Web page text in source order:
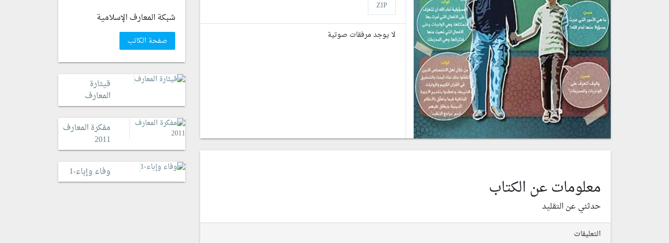
ZIP
لا يوجد مرفقات صوتية
معلومات عن الكتاب
حدثني عن التقليد
التعليقات
شبكة المعارف الإسلامية
صفحة الكاتب
قيثارة
المعارف
مفكرة المعارف
2011
وفاء وإباء-1